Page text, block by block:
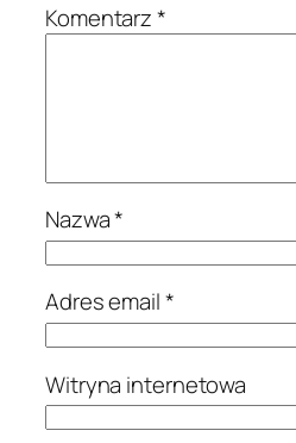
Komentarz*
Nazwa*
Adres email*
Witryna internetowa